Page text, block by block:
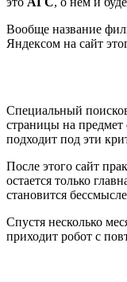
Вообще название
Яндексом на сайт
Специальный
страницы на предмет
подходит под эти
После этого сайт
остается только
становится
Спустя несколько
приходит робот с